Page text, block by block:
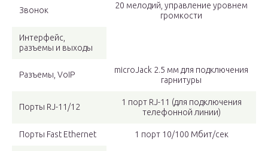
Звонок
20 мелодий, управление уровнем
громкости
Интерфейс,
разъемы и выходы
Разъемы, VoIP
microJack 2.5 мм для подключения
гарнитуры
Порты RJ-11/12
1 порт RJ-11 (для подключения
телефонной линии)
Порты Fast Ethernet 1 порт 10/100 Мбит/сек